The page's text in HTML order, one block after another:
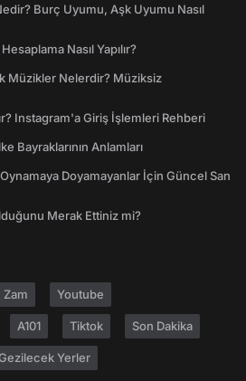
Burç Uyumu, Aşk Uyumu Nasıl
Nasıl Yapılır?
Müzikler Nelerdir? Müziksiz
Instagram'a Giriş İşlemleri Rehberi
Bayraklarının Anlamları
Doyamayanlar İçin Güncel San
Merak Ettiniz mi?
Zam Youtube
A101 Tiktok Son Dakika
Yerler